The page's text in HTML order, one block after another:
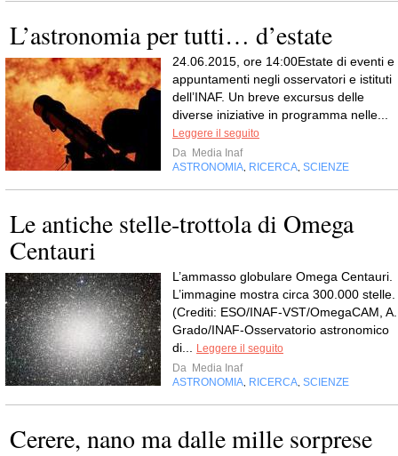
L’astronomia per tutti… d’estate
24.06.2015, ore 14:00Estate di eventi e
appuntamenti negli osservatori e istituti
dell’INAF. Un breve excursus delle
diverse iniziative in programma nelle...
Leggere il seguito
Da Media Inaf
ASTRONOMIA RICERCA SCIENZE
Le antiche stelle-trottola di Omega
Centauri
L’ammasso globulare Omega Centauri.
L’immagine mostra circa 300.000 stelle.
(Crediti: ESO/INAF-VST/OmegaCAM, A.
Grado/INAF-Osservatorio astronomico
di...
Leggere il seguito
Da Media Inaf
ASTRONOMIA RICERCA SCIENZE
Cerere, nano ma dalle mille sorprese